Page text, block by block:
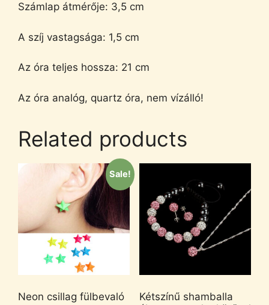
Számlap átmérője: 3,5 cm
A szíj vastagsága: 1,5 cm
Az óra teljes hossza: 21 cm
Az óra analóg, quartz óra, nem vízálló!
Related products
Sale!
Neon csillag fülbevaló
Kétszínű shamballa